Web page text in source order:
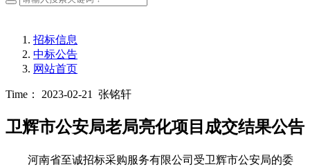
招标信息
中标公告
网站首页
Time： 2023-02-21 张铭轩
卫辉市公安局老局亮化项目成交结果公告
河南省至诚招标采购服务有限公司受卫辉市公安局的委